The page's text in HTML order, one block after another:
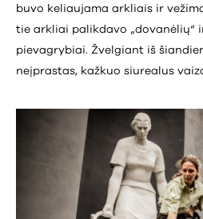
buvo keliaujama arkliais ir
tie arkliai palikdavo „dovanėlių“
pievagrybiai. Žvelgiant iš
neįprastas, kažkuo siurealus